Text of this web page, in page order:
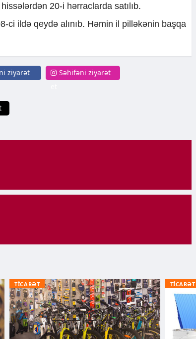
20-i hərraclarda satılıb.
ci ildə qeydə alınıb. Həmin il pilləkənin başqa
ziyarət
Səhifəni ziyarət
TİCARƏT TİCARƏT